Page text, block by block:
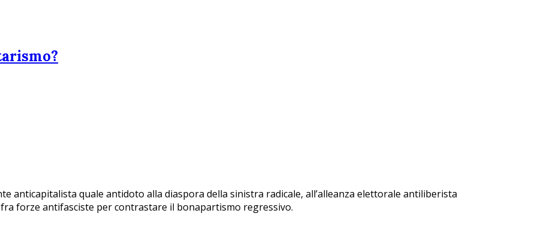
anticapitalista quale antidoto alla diaspora della sinistra radicale, all’alleanza elettorale antiliberista
forze antifasciste per contrastare il bonapartismo regressivo.